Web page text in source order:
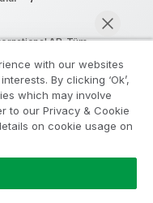
sohbet et
AB. Tüm
katılın
değerli QlikView
with our websites
By clicking ‘Ok’,
which may involve
to our Privacy & Cookie
on cookie usage on